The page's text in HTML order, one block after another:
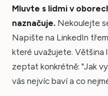
Mluvte s lidmi v
naznačuje. Nekoulejte
Napište na LinkedIn
které uvažujete. Většina
zeptat konkrétně: "Jak
vás nejvíc baví a co